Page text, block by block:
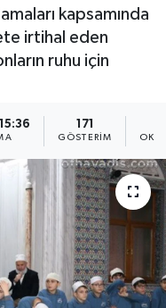
kapsamında
irtihal eden
ruhu için
171
GÖSTERIM
Fikstür